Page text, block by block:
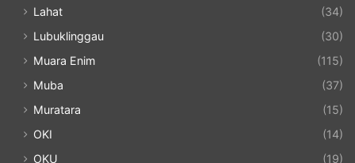
Lahat
(34)
Lubuklinggau
(30)
Muara Enim
(115)
Muba
(37)
Muratara
(15)
OKI
(14)
OKU
(19)